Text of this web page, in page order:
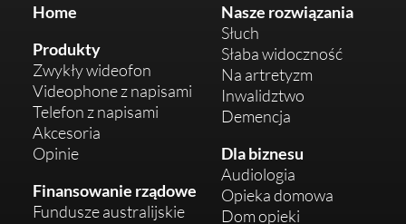
Home
Produkty
Zwykły wideofon
Videophone z napisami
Telefon z napisami
Akcesoria
Opinie
Finansowanie rządowe
Fundusze australijskie
Nasze rozwiązania
Słuch
Słaba widoczność
Na artretyzm
Inwalidztwo
Demencja
Dla biznesu
Audiologia
Opieka domowa
Dom opieki